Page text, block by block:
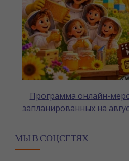
Программа онлайн-
запланированных на
МЫ В СОЦСЕТЯХ